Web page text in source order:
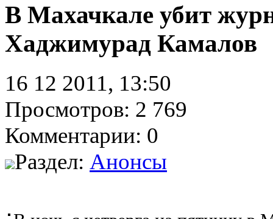
В Махачкале убит
Хаджимурад Камалов
16 12 2011, 13:50
Просмотров: 2 769
Комментарии: 0
Раздел: Анонсы